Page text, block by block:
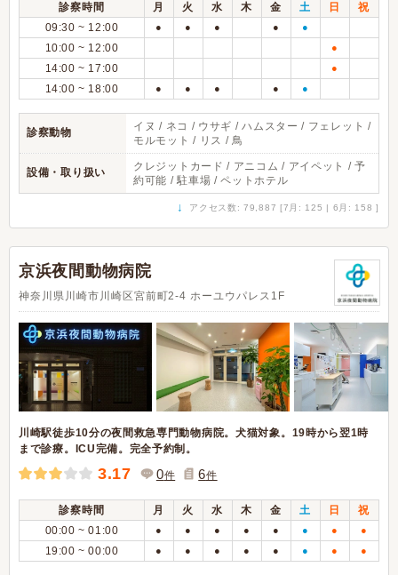
診察時間 月 火 水 木 金 土 日
祝
09:30 ~ 12:00
● ● ● ● ●
10:00 ~ 12:00 ●
14:00 ~ 17:00 ●
14:00 ~ 18:00 ● ● ● ● ●
診察動物
イヌ / ネコ / ウサギ / ハムスター / フェレット /
モルモット / リス / 鳥
設備・取り扱い
クレジットカード / アニコム / アイペット / 予
約可能 / 駐車場 / ペットホテル
↓ アクセス数: 79,887 [7月: 125 | 6月: 158 ]
京浜夜間動物病院
神奈川県川崎市川崎区宮前町2-4 ホーユウパレス1F
川崎駅徒歩10分の夜間救急専門動物病院。犬猫対象。19時から翌1時
まで診療。ICU完備。完全予約制。
3.17 0件 6件
診察時間 月 火 水 木 金 土 日
祝
00:00 ~ 01:00
● ● ● ● ● ● ● ●
19:00 ~ 00:00 ● ● ● ● ● ● ● ●